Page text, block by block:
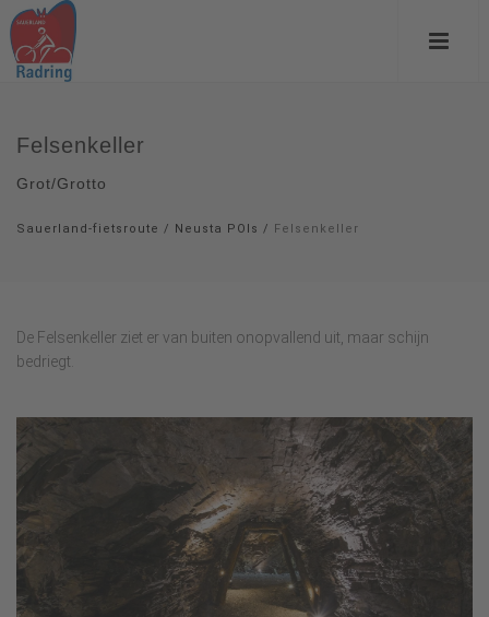
Felsenkeller
Grot/Grotto
Sauerland-fietsroute / Neusta POIs / Felsenkeller
De Felsenkeller ziet er van buiten onopvallend uit, maar schijn
bedriegt.